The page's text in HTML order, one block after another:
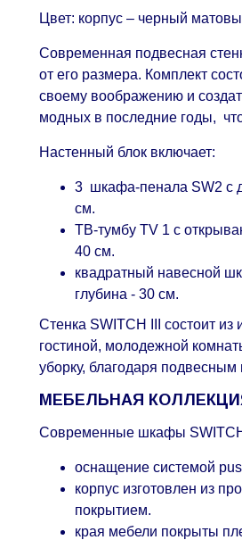
Цвет: корпус – черный
Современная подвесная
от его размера. Комплект
своему воображению и
модных в последние годы,
Настенный блок включает:
3 шкафа-пенала SW2 с
см.
ТВ-тумбу TV 1 с
40 см.
квадратный навесной
глубина - 30 см.
Стенка SWITCH III состоит
гостиной, молодежной
уборку, благодаря
МЕБЕЛЬНАЯ
Современные шкафы SWITCH
оснащение системой
корпус изготовлен из
покрытием.
края мебели покрыты